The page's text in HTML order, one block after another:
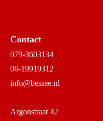
Contact
079-3603134
06-19919312
info@bessee.nl
Argonstraat 42